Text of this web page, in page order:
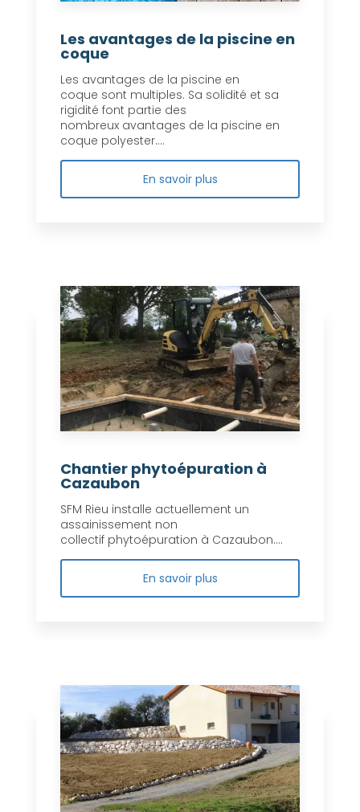
Les avantages de la piscine en
coque
Les avantages de la piscine en
coque sont multiples. Sa solidité et sa
rigidité font partie des
nombreux avantages de la piscine en
coque polyester....
En savoir plus
Chantier phytoépuration à
Cazaubon
SFM Rieu installe actuellement un
assainissement non
collectif phytoépuration à Cazaubon....
En savoir plus